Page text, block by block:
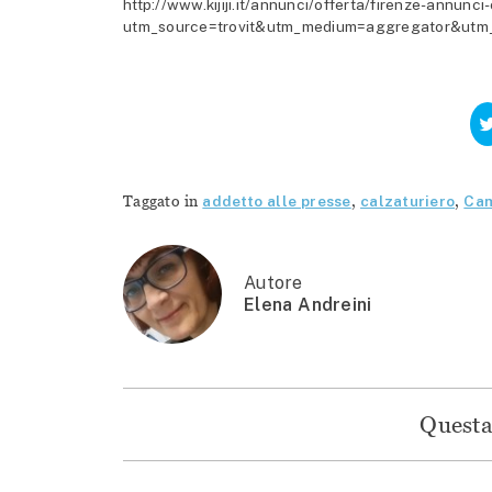
http://www.kijiji.it/annunci/offerta/firenze-
Taggato in addetto alle presse, calzaturiero,
Autore
Elena Andreini